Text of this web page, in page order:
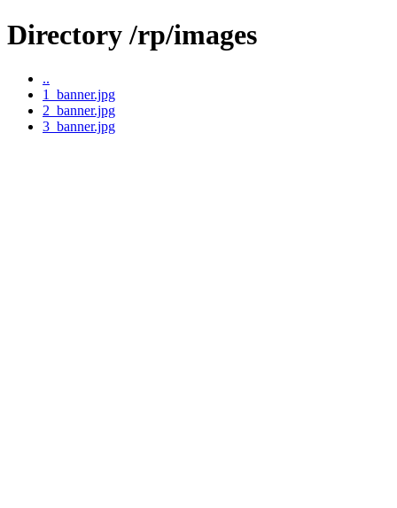
Directory /rp/images
..
1_banner.jpg
2_banner.jpg
3_banner.jpg